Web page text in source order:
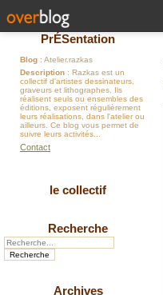
PrÉSentation
Blog : Atelier.razkas
Description : Razkas est un
collectif d'artistes dessinateurs,
graveurs et lithographes. Ils
réalisent seuls ou ensembles des
éditions, exposent régulièrement
leurs réalisations, dans l'atelier ou
ailleurs. Ce blog vous permet de
suivre leurs activités...
Contact
le collectif
Recherche
Archives